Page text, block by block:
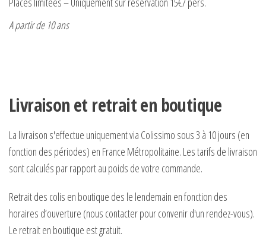
A partir de 10 ans
Livraison et retrait en boutique
La livraison s'effectue uniquement via Colissimo sous 3 à 10 jours (en
fonction des périodes) en France Métropolitaine. Les tarifs de livraison
sont calculés par rapport au poids de votre commande.
Retrait des colis en boutique des le lendemain en fonction des
horaires d’ouverture (nous contacter pour convenir d'un rendez-vous).
Le retrait en boutique est gratuit.